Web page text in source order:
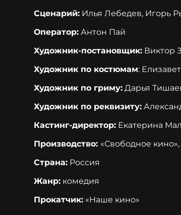
Сценарий: Илья Лебедев, Игорь
Оператор: Антон Пай
Художник-постановщик: Виктор
Художник по костюмам:
Художник по гриму: Дарья
Художник по реквизиту:
Кастинг-директор: Екатерина
Производство: «Свободное
Страна: Россия
Жанр: комедия
Прокатчик: «Наше кино»